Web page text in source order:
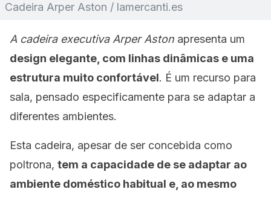
Cadeira Arper Aston / lamercanti.es
A cadeira executiva Arper Aston apresenta um
design elegante, com linhas dinâmicas e uma
estrutura muito confortável. É um recurso para
sala, pensado especificamente para se adaptar a
diferentes ambientes.
Esta cadeira, apesar de ser concebida como
poltrona, tem a capacidade de se adaptar ao
ambiente doméstico habitual e, ao mesmo